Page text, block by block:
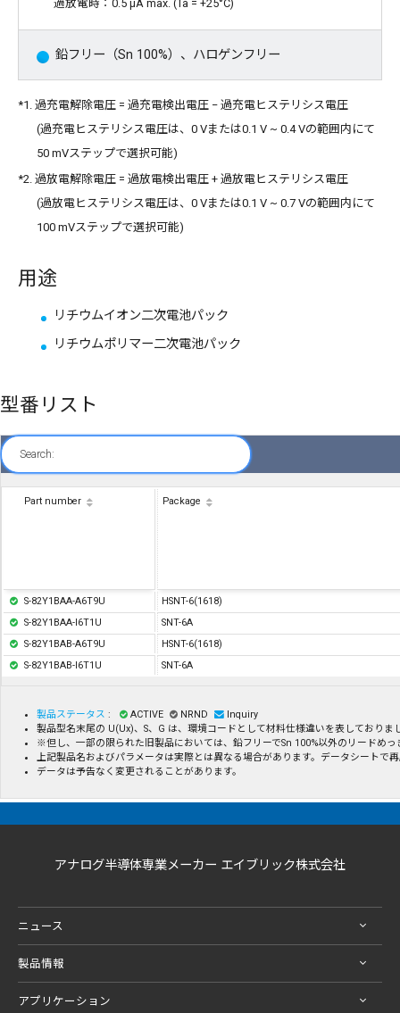
過放電時：0.5 μA max. (Ta = +25°C)
鉛フリー（Sn 100%）、ハロゲンフリー
*1. 過充電解除電圧 = 過充電検出電圧 − 過充電ヒステリシス電圧
(過充電ヒステリシス電圧は、0 Vまたは0.1 V ~ 0.4 Vの範囲内にて
50 mVステップで選択可能)
*2. 過放電解除電圧 = 過放電検出電圧 + 過放電ヒステリシス電圧
(過放電ヒステリシス電圧は、0 Vまたは0.1 V ~ 0.7 Vの範囲内にて
100 mVステップで選択可能)
用途
リチウムイオン二次電池パック
リチウムポリマー二次電池パック
型番リスト
Search:
Part number Package
S-82Y1BAA-A6T9U
HSNT-6(1618)
S-82Y1BAA-I6T1U
SNT-6A
S-82Y1BAB-A6T9U
HSNT-6(1618)
S-82Y1BAB-I6T1U
SNT-6A
製品ステータス : ACTIVE NRND
Inquiry
製品型名末尾の U(Ux)、S、G は、環境コードとして材料仕様違いを表しており
※但し、一部の限られた旧製品においては、鉛フリーでSn 100%以外のリードめ
上記製品名およびパラメータは実際とは異なる場合があります。データシートで
データは予告なく変更されることがあります。
アナログ半導体専業メーカー エイブリック株式会社
ニュース
製品情報
アプリケーション